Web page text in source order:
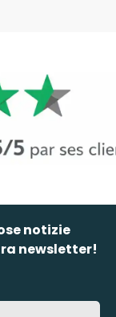
notizie
newsletter!